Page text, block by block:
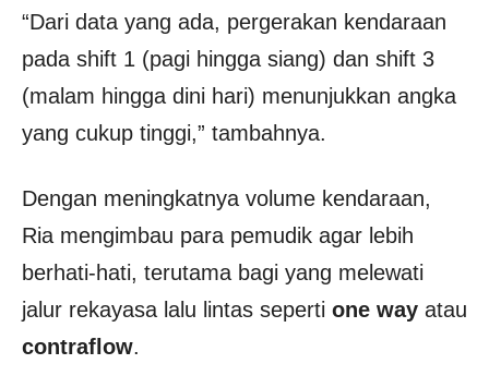
“Dari data yang ada, pergerakan kendaraan
pada shift 1 (pagi hingga siang) dan shift 3
(malam hingga dini hari) menunjukkan angka
yang cukup tinggi,” tambahnya.
Dengan meningkatnya volume kendaraan,
Ria mengimbau para pemudik agar lebih
berhati-hati, terutama bagi yang melewati
jalur rekayasa lalu lintas seperti one way atau
contraflow.